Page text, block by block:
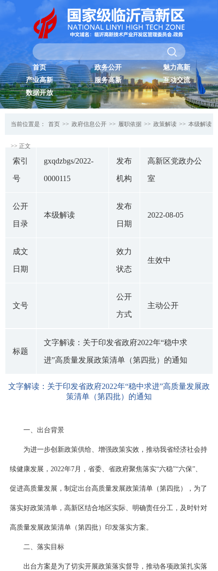
首页 政务公开
魅力高新
产业高新
服务高新
互动交流
数据开放
当前位置是： 首页 >> 政府信息公开 >> 履职依据 >> 政策解读 >> 本级解读
>> 正文
索引
号
gxqdzbgs/2022-
0000115
发布
机构
高新区党政办公
室
公开
目录
本级解读
发布
日期
2022-08-05
成文
日期
效力
状态
生效中
文号
公开
方式
主动公开
标题
文字解读：关于印发省政府2022年“稳中求
进”高质量发展政策清单（第四批）的通知
文字解读：关于印发省政府2022年“稳中求进”高质量发展政
策清单（第四批）的通知
一、出台背景
为进一步创新政策供给、增强政策实效，推动我省经济社会持
续健康发展，2022年7月，省委、省政府聚焦落实“六稳”“六保”、
促进高质量发展，制定出台高质量发展政策清单（第四批），为了
落实好政策清单，高新区结合地区实际、明确责任分工，及时针对
高质量发展政策清单（第四批）印发落实方案。
二、落实目标
出台方案是为了切实开展政策落实督导，推动各项政策扎实落